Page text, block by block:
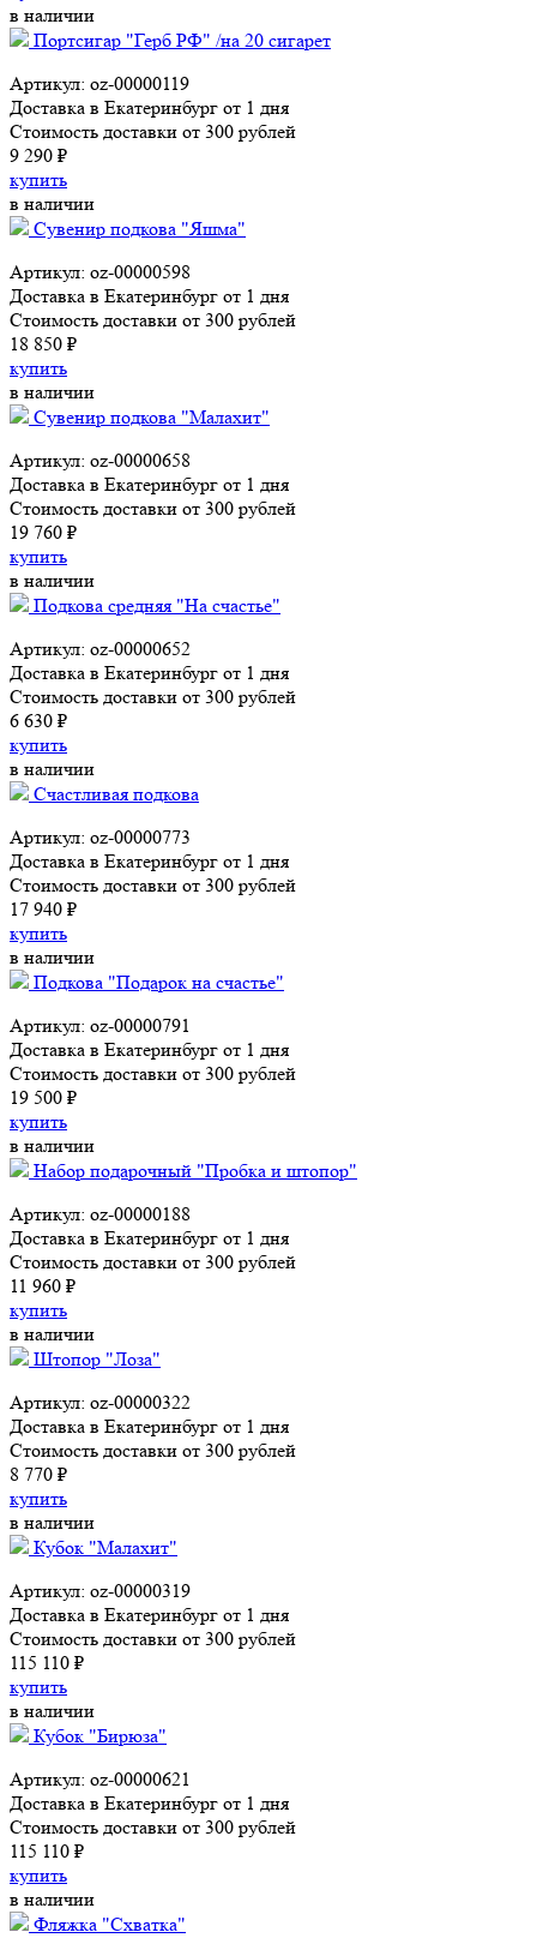
в наличии
Портсигар "Герб РФ" /на 20 сигарет
Артикул: oz-00000119
Доставка в Екатеринбург от 1 дня
Стоимость доставки от 300 рублей
9 290 ₽
купить
в наличии
Сувенир подкова "Яшма"
Артикул: oz-00000598
Доставка в Екатеринбург от 1 дня
Стоимость доставки от 300 рублей
18 850 ₽
купить
в наличии
Сувенир подкова "Малахит"
Артикул: oz-00000658
Доставка в Екатеринбург от 1 дня
Стоимость доставки от 300 рублей
19 760 ₽
купить
в наличии
Подкова средняя "На счастье"
Артикул: oz-00000652
Доставка в Екатеринбург от 1 дня
Стоимость доставки от 300 рублей
6 630 ₽
купить
в наличии
Счастливая подкова
Артикул: oz-00000773
Доставка в Екатеринбург от 1 дня
Стоимость доставки от 300 рублей
17 940 ₽
купить
в наличии
Подкова "Подарок на счастье"
Артикул: oz-00000791
Доставка в Екатеринбург от 1 дня
Стоимость доставки от 300 рублей
19 500 ₽
купить
в наличии
Набор подарочный "Пробка и штопор"
Артикул: oz-00000188
Доставка в Екатеринбург от 1 дня
Стоимость доставки от 300 рублей
11 960 ₽
купить
в наличии
Штопор "Лоза"
Артикул: oz-00000322
Доставка в Екатеринбург от 1 дня
Стоимость доставки от 300 рублей
8 770 ₽
купить
в наличии
Кубок "Малахит"
Артикул: oz-00000319
Доставка в Екатеринбург от 1 дня
Стоимость доставки от 300 рублей
115 110 ₽
купить
в наличии
Кубок "Бирюза"
Артикул: oz-00000621
Доставка в Екатеринбург от 1 дня
Стоимость доставки от 300 рублей
115 110 ₽
купить
в наличии
Фляжка "Схватка"